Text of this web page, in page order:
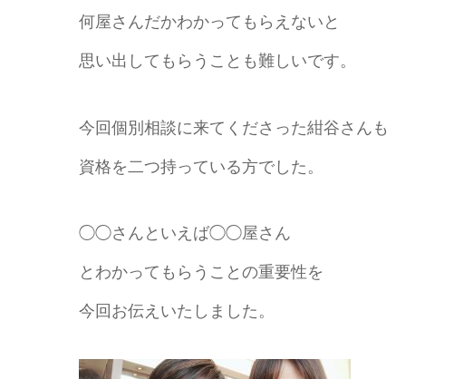
何屋さんだかわかってもらえないと
思い出してもらうことも難しいです。
今回個別相談に来てくださった紺谷さんも
資格を二つ持っている方でした。
◯◯さんといえば◯◯屋さん
とわかってもらうことの重要性を
今回お伝えいたしました。